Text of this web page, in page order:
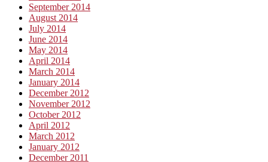
September 2014
August 2014
July 2014
June 2014
May 2014
April 2014
March 2014
January 2014
December 2012
November 2012
October 2012
April 2012
March 2012
January 2012
December 2011